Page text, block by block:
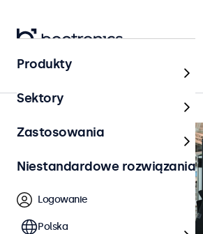
Kontrola dostępu
Produkty
Sektory
Zastosowania
Niestandardowe rozwiązania
Logowanie
Polska